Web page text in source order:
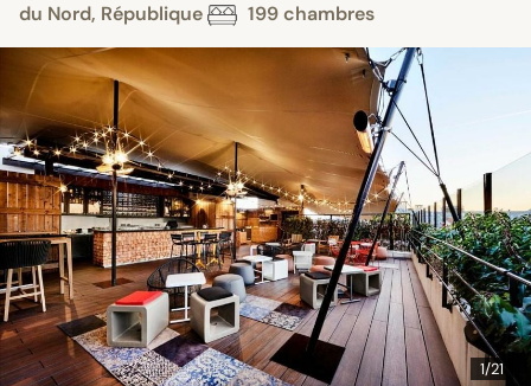
du Nord, République
199 chambres
1/21